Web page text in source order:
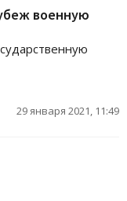
военную
29 января 2021, 11:49